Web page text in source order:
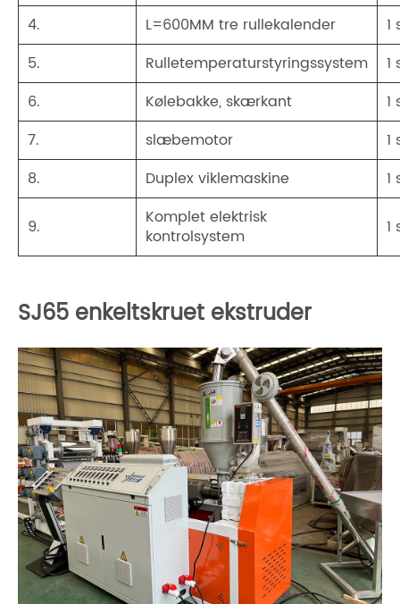
4. L=600MM tre rullekalender
1
5.
Rulletemperaturstyringssystem
1
6.
Kølebakke, skærkant
1
7.
slæbemotor
1
8.
Duplex viklemaskine 1
9.
Komplet elektrisk
kontrolsystem
1
SJ65 enkeltskruet ekstruder